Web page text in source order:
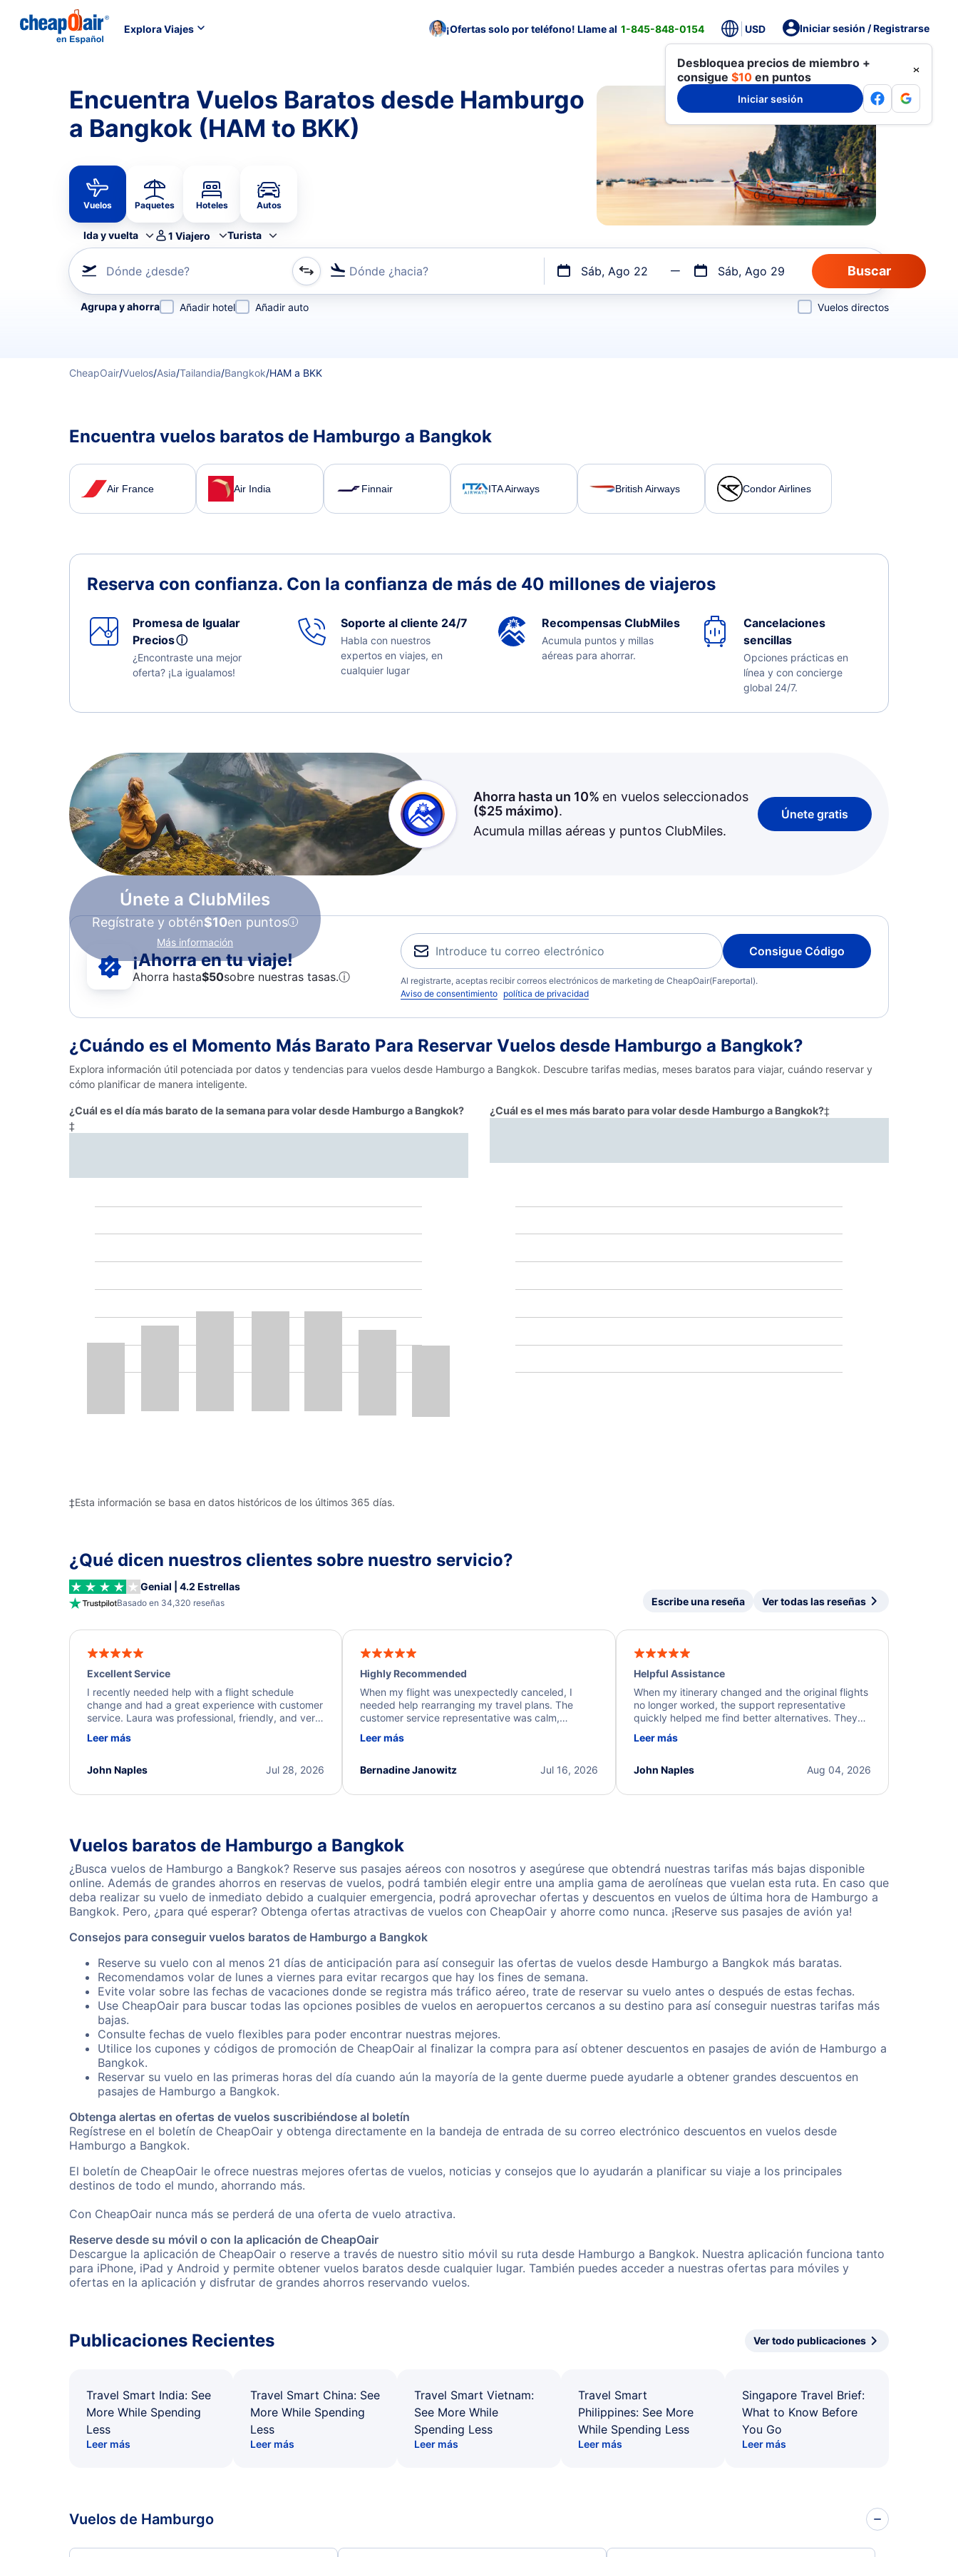
Explora Viajes ¡Ofertas solo por teléfono! Llame al 1-845-848-0154 USD Iniciar sesión / Registrarse
Desbloquea precios de miembro +
consigue $10 en puntos
Iniciar sesión
Encuentra Vuelos Baratos desde Hamburgo
a Bangkok (HAM to BKK)
Vuelos Paquetes Hoteles Autos
Ida y vuelta 1 Viajero Turista
Dónde ¿desde? Dónde ¿hacia? Sáb, Ago 22 Sáb, Ago 29
Refina tu búsqueda por aerolínea, por ciudad o aeropuerto o por vuelos directos
Agrupa y ahorra Añadir hotel Añadir auto Vuelos directos
CheapOair/Vuelos/Asia/Tailandia/Bangkok/HAM a BKK
Encuentra vuelos baratos de Hamburgo a Bangkok
Air France Air India Finnair ITA Airways British Airways Condor Airlines
Reserva con confianza. Con la confianza de más de 40 millones de viajeros
Promesa de Igualar
Preciosⓘ
¿Encontraste una mejor
oferta? ¡La igualamos!
Soporte al cliente 24/7
Habla con nuestros
expertos en viajes, en
cualquier lugar
Recompensas ClubMiles
Acumula puntos y millas
aéreas para ahorrar.
Cancelaciones
sencillas
Opciones prácticas en
línea y con concierge
global 24/7.
Únete a ClubMiles
Regístrate y obtén$10en puntos
Más información
Ahorra hasta un 10% en vuelos seleccionados
($25máximo).
Acumula millas aéreas y puntos ClubMiles.
Únete gratis
¡Ahorra en tu viaje!
Ahorra hasta$50sobre nuestras tasas.ⓘ
Consigue Código
Al registrarte, aceptas recibir correos electrónicos de marketing de CheapOair(Fareportal).
Aviso de consentimiento política de privacidad
¿Cuándo es el Momento Más Barato Para Reservar Vuelos desde Hamburgo a Bangkok?
Explora información útil potenciada por datos y tendencias para vuelos desde Hamburgo a Bangkok. Descubre tarifas medias, meses baratos para viajar, cuándo reservar y
cómo planificar de manera inteligente.
¿Cuál es el día más barato de la semana para volar desde Hamburgo a Bangkok?
‡
¿Cuál es el mes más barato para volar desde Hamburgo a Bangkok?‡
‡Esta información se basa en datos históricos de los últimos 365 días.
¿Qué dicen nuestros clientes sobre nuestro servicio?
Genial | 4.2 Estrellas
Basado en 34,320 reseñas Escribe una reseña Ver todas las reseñas
Excellent Service
I recently needed help with a flight schedule
change and had a great experience with customer
service. Laura was professional, friendly, and very
a solution and kept me informed of the next steps.
Leer más
Jul 28, 2026
John Naples
Highly Recommended
When my flight was unexpectedly canceled, I
needed help rearranging my travel plans. The
customer service representative was calm,
process. They quickly found alternative flight
I truly appreciate the excellent support and
Leer más
Jul 16, 2026
Bernadine Janowitz
Helpful Assistance
When my itinerary changed and the original flights
no longer worked, the support representative
quickly helped me find better alternatives. They
beyond to resolve the issue. I'm grateful for the
Leer más
Aug 04, 2026
John Naples
Vuelos baratos de Hamburgo a Bangkok
¿Busca vuelos de Hamburgo a Bangkok? Reserve sus pasajes aéreos con nosotros y asegúrese que obtendrá nuestras tarifas más bajas disponible
online. Además de grandes ahorros en reservas de vuelos, podrá también elegir entre una amplia gama de aerolíneas que vuelan esta ruta. En caso que
deba realizar su vuelo de inmediato debido a cualquier emergencia, podrá aprovechar ofertas y descuentos en vuelos de última hora de Hamburgo a
Bangkok. Pero, ¿para qué esperar? Obtenga ofertas atractivas de vuelos con CheapOair y ahorre como nunca. ¡Reserve sus pasajes de avión ya!
Consejos para conseguir vuelos baratos de Hamburgo a Bangkok
Reserve su vuelo con al menos 21 días de anticipación para así conseguir las ofertas de vuelos desde Hamburgo a Bangkok más baratas.
Recomendamos volar de lunes a viernes para evitar recargos que hay los fines de semana.
Evite volar sobre las fechas de vacaciones donde se registra más tráfico aéreo, trate de reservar su vuelo antes o después de estas fechas.
Use CheapOair para buscar todas las opciones posibles de vuelos en aeropuertos cercanos a su destino para así conseguir nuestras tarifas más
bajas.
Consulte fechas de vuelo flexibles para poder encontrar nuestras mejores.
Utilice los cupones y códigos de promoción de CheapOair al finalizar la compra para así obtener descuentos en pasajes de avión de Hamburgo a
Bangkok.
Reservar su vuelo en las primeras horas del día cuando aún la mayoría de la gente duerme puede ayudarle a obtener grandes descuentos en
pasajes de Hamburgo a Bangkok.
Obtenga alertas en ofertas de vuelos suscribiéndose al boletín
Regístrese en el boletín de CheapOair y obtenga directamente en la bandeja de entrada de su correo electrónico descuentos en vuelos desde
Hamburgo a Bangkok.
El boletín de CheapOair le ofrece nuestras mejores ofertas de vuelos, noticias y consejos que lo ayudarán a planificar su viaje a los principales
destinos de todo el mundo, ahorrando más.
Con CheapOair nunca más se perderá de una oferta de vuelo atractiva.
Reserve desde su móvil o con la aplicación de CheapOair
Descargue la aplicación de CheapOair o reserve a través de nuestro sitio móvil su ruta desde Hamburgo a Bangkok. Nuestra aplicación funciona tanto
para iPhone, iPad y Android y permite obtener vuelos baratos desde cualquier lugar. También puedes acceder a nuestras ofertas para móviles y
ofertas en la aplicación y disfrutar de grandes ahorros reservando vuelos.
Publicaciones Recientes Ver todo publicaciones
Travel Smart India: See
More While Spending
Less
Leer más
Travel Smart China: See
More While Spending
Less
Leer más
Travel Smart Vietnam:
See More While
Spending Less
Leer más
Travel Smart
Philippines: See More
While Spending Less
Leer más
Singapore Travel Brief:
What to Know Before
You Go
Leer más
Vuelos de Hamburgo